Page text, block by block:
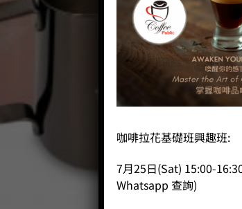
咖啡拉花基礎班興趣班:
7月25日(Sat) 15:00-
Whatsapp 查詢)